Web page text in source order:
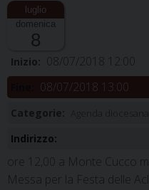
domenica
8
Inizio: 08/07/2018 12:00
08/07/2018 13:00
Categorie:
Indirizzo:
ore 12,00 a Monte Cucco
Messa per la Festa delle Acli